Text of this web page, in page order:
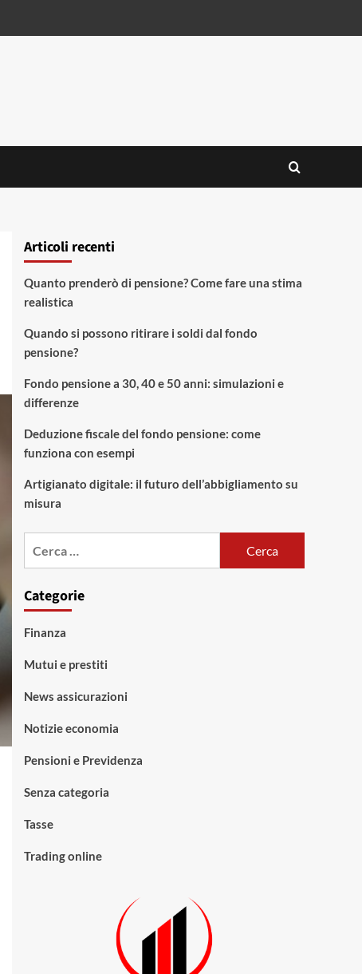
Articoli recenti
Quanto prenderò di pensione? Come fare una stima
realistica
Quando si possono ritirare i soldi dal fondo
pensione?
Fondo pensione a 30, 40 e 50 anni: simulazioni e
differenze
Deduzione fiscale del fondo pensione: come
funziona con esempi
Artigianato digitale: il futuro dell’abbigliamento su
misura
Categorie
Finanza
Mutui e prestiti
News assicurazioni
Notizie economia
Pensioni e Previdenza
Senza categoria
Tasse
Trading online